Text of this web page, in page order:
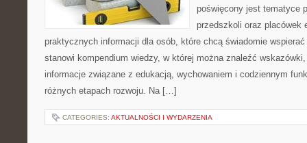
poświęcony jest tematyce
przedszkoli oraz placówek
praktycznych informacji dla osób, które chcą świadomie
stanowi kompendium wiedzy, w której można znaleźć
informacje związane z edukacją, wychowaniem i codziennym
różnych etapach rozwoju. Na […]
CATEGORIES: AKTUALNOŚCI I WYDARZENIA